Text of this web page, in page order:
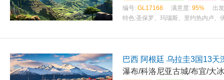
编号: GL17168 满意度: 95%
出
特色:圣保罗、玛瑙斯、里约热内卢、
巴西 阿根廷 乌拉圭3国13天
瀑布/科洛尼亚古城/布宜/大